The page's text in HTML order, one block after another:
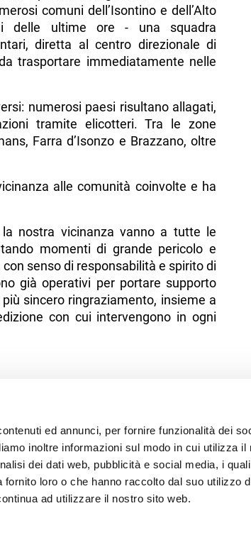
ed annunci, per fornire funzionalità dei
inoltre informazioni sul modo in cui utilizza il
dei dati web, pubblicità e social media, i
loro o che hanno raccolto dal suo utilizzo
ad utilizzare il nostro sito web.
comuni dell’Isontino e dell’Alto
delle ultime ore - una squadra
diretta al centro direzionale di
trasportare immediatamente nelle
numerosi paesi risultano allagati,
tramite elicotteri. Tra le zone
Farra d’Isonzo e Brazzano, oltre
alle comunità coinvolte e ha
nostra vicinanza vanno a tutte le
momenti di grande pericolo e
senso di responsabilità e spirito di
già operativi per portare supporto
sincero ringraziamento, insieme a
con cui intervengono in ogni